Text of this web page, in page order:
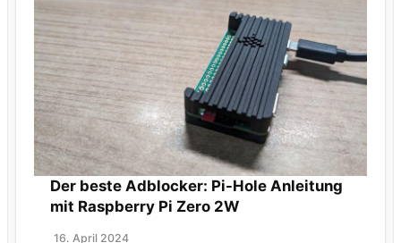
Der beste Adblocker: Pi-Hole Anleitung
mit Raspberry Pi Zero 2W
16. April 2024